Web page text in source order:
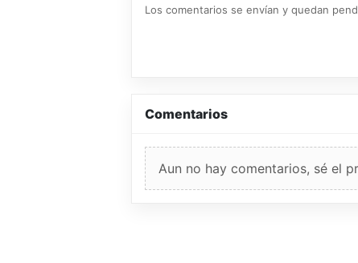
Los comentarios se envían y quedan
Comentarios
Aun no hay comentarios, sé el